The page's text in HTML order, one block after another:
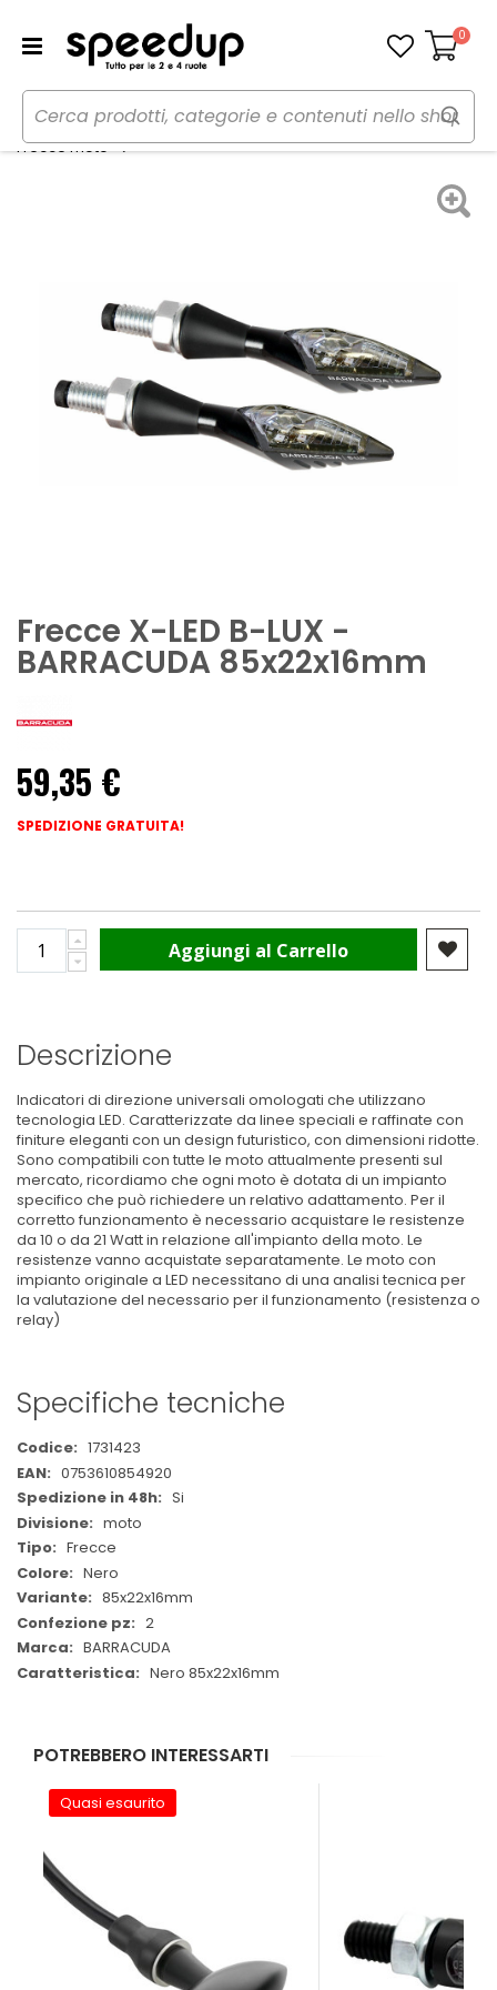
Carrello
0
Home Moto
Lampadine e Fanali moto
Frecce moto
Frecce X-LED B-LUX - BARRACUDA
Frecce X-LED B-LUX -
BARRACUDA 85x22x16mm
59,35 €
SPEDIZIONE GRATUITA!
Aggiungi al Carrello
Descrizione
Indicatori di direzione universali omologati che utilizzano
tecnologia LED. Caratterizzate da linee speciali e raffinate con
finiture eleganti con un design futuristico, con dimensioni ridotte.
Sono compatibili con tutte le moto attualmente presenti sul
mercato, ricordiamo che ogni moto è dotata di un impianto
specifico che può richiedere un relativo adattamento. Per il
corretto funzionamento è necessario acquistare le resistenze
da 10 o da 21 Watt in relazione all'impianto della moto. Le
resistenze vanno acquistate separatamente. Le moto con
impianto originale a LED necessitano di una analisi tecnica per
la valutazione del necessario per il funzionamento (resistenza o
relay)
Specifiche tecniche
Maggiori
Informazioni
1731423
0753610854920
Si
moto
Frecce
Nero
85x22x16mm
2
BARRACUDA
Nero 85x22x16mm
POTREBBERO INTERESSARTI
Quasi esaurito